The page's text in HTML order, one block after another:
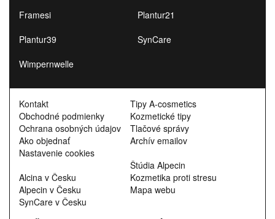
Framesi
Plantur21
Plantur39
SynCare
Wimpernwelle
Kontakt
Obchodné podmienky
Ochrana osobných údajov
Ako objednať
Nastavenie cookies
Alcina v Česku
Alpecin v Česku
SynCare v Česku
Tipy A-cosmetics
Kozmetické tipy
Tlačové správy
Archív emailov
Štúdia Alpecin
Kozmetika proti stresu
Mapa webu